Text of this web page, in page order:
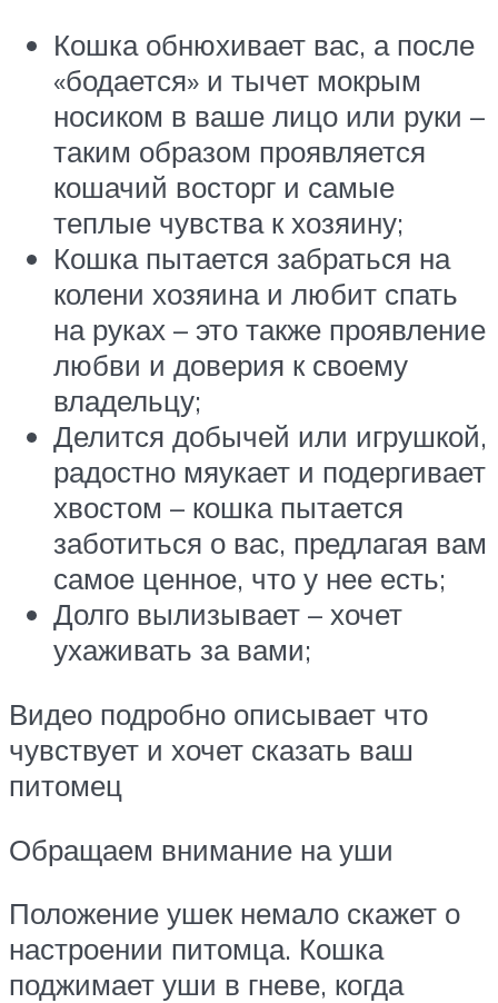
Кошка обнюхивает вас, а после
«бодается» и тычет мокрым
носиком в ваше лицо или руки –
таким образом проявляется
кошачий восторг и самые
теплые чувства к хозяину;
Кошка пытается забраться на
колени хозяина и любит спать
на руках – это также проявление
любви и доверия к своему
владельцу;
Делится добычей или игрушкой,
радостно мяукает и подергивает
хвостом – кошка пытается
заботиться о вас, предлагая вам
самое ценное, что у нее есть;
Долго вылизывает – хочет
ухаживать за вами;
Видео подробно описывает что
чувствует и хочет сказать ваш
питомец
Обращаем внимание на уши
Положение ушек немало скажет о
настроении питомца. Кошка
поджимает уши в гневе, когда